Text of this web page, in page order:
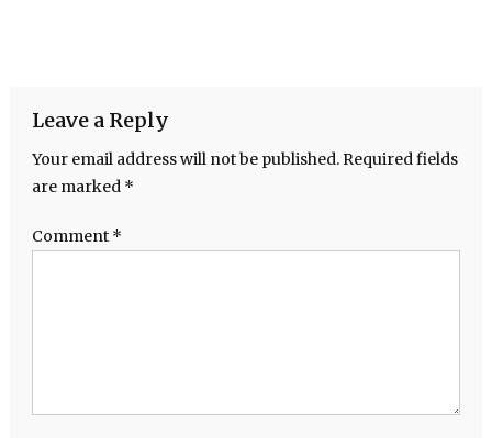
Leave a Reply
Your email address will not be published. Required fields
are marked *
Comment *